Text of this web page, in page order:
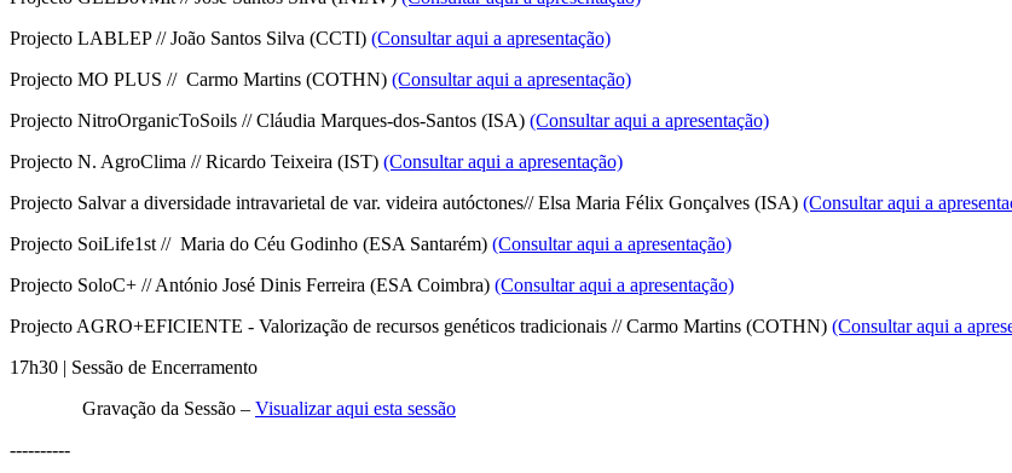
Projecto LABLEP // João Santos Silva (CCTI) (Consultar aqui a apresentação)
Projecto MO PLUS // Carmo Martins (COTHN) (Consultar aqui a apresentação)
Projecto NitroOrganicToSoils // Cláudia Marques-dos-Santos (ISA) (Consultar aqui a apresentação)
Projecto N. AgroClima // Ricardo Teixeira (IST) (Consultar aqui a apresentação)
Projecto Salvar a diversidade intravarietal de var. videira autóctones// Elsa Maria Félix Gonçalves (ISA) (Consultar aqui a
Projecto SoiLife1st // Maria do Céu Godinho (ESA Santarém) (Consultar aqui a apresentação)
Projecto SoloC+ // António José Dinis Ferreira (ESA Coimbra) (Consultar aqui a apresentação)
Projecto AGRO+EFICIENTE - Valorização de recursos genéticos tradicionais // Carmo Martins (COTHN) (Consultar aqui a
17h30 | Sessão de Encerramento
Gravação da Sessão – Visualizar aqui esta sessão
----------